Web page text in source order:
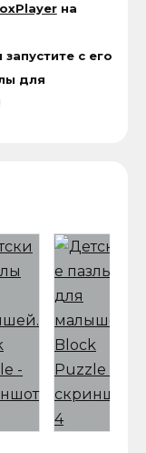
на
с его
для